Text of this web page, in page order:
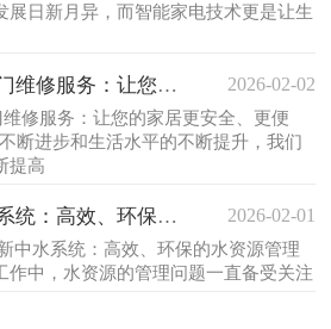
展日新月异，而智能家电技术更是让生
球盟会黑台：水管上门维修服务：让您的家居 2026-02-02
修服务：让您的家居更安全、更便
断进步和生活水平的不断提升，我们
提高
球盟会电子：新中水系统：高效、环保的水资 2026-02-01
中水系统：高效、环保的水资源管理
作中，水资源的管理问题一直备受关注